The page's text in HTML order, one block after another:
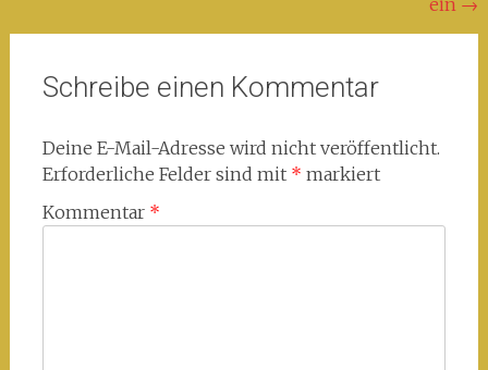
ein →
Schreibe einen Kommentar
Deine E-Mail-Adresse wird nicht veröffentlicht.
Erforderliche Felder sind mit * markiert
Kommentar *